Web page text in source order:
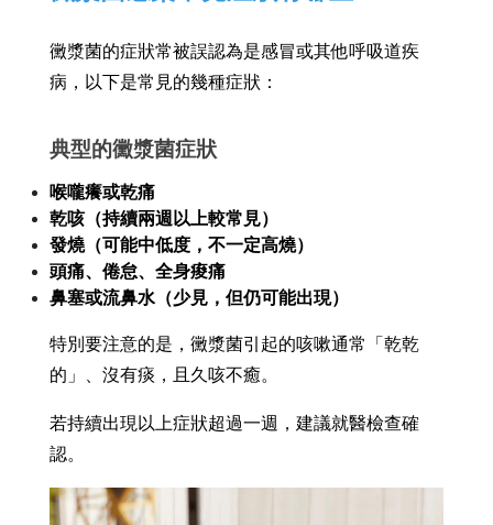
黴漿菌的症狀常被誤認為是感冒或其他呼吸道疾
病，以下是常見的幾種症狀：
典型的黴漿菌症狀
喉嚨癢或乾痛
乾咳（持續兩週以上較常見）
發燒（可能中低度，不一定高燒）
頭痛、倦怠、全身痠痛
鼻塞或流鼻水（少見，但仍可能出現）
特別要注意的是，黴漿菌引起的咳嗽通常「乾乾
的」、沒有痰，且久咳不癒。
若持續出現以上症狀超過一週，建議就醫檢查確
認。